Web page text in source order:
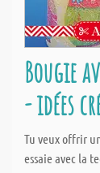
Bougie
- idées
Tu veux offrir
essaie avec la